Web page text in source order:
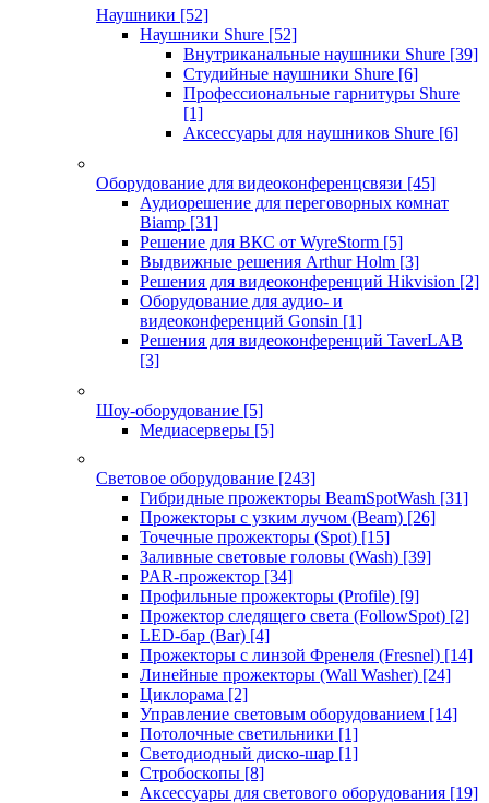
Наушники [52]
Наушники Shure [52]
Внутриканальные наушники Shure [39]
Студийные наушники Shure [6]
Профессиональные гарнитуры Shure
[1]
Аксессуары для наушников Shure [6]
Оборудование для видеоконференцсвязи [45]
Аудиорешение для переговорных комнат
Biamp [31]
Решение для ВКС от WyreStorm [5]
Выдвижные решения Arthur Holm [3]
Решения для видеоконференций Hikvision [2]
Оборудование для аудио- и
видеоконференций Gonsin [1]
Решения для видеоконференций TaverLAB
[3]
Шоу-оборудование [5]
Медиасерверы [5]
Световое оборудование [243]
Гибридные прожекторы BeamSpotWash [31]
Прожекторы с узким лучом (Beam) [26]
Точечные прожекторы (Spot) [15]
Заливные световые головы (Wash) [39]
PAR-прожектор [34]
Профильные прожекторы (Profile) [9]
Прожектор следящего света (FollowSpot) [2]
LED-бар (Bar) [4]
Прожекторы с линзой Френеля (Fresnel) [14]
Линейные прожекторы (Wall Washer) [24]
Циклорама [2]
Управление световым оборудованием [14]
Потолочные светильники [1]
Светодиодный диско-шар [1]
Стробоскопы [8]
Аксессуары для светового оборудования [19]